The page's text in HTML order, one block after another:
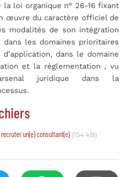
loi organique n° 26-16 fixant
œuvre du caractère officiel de
modalités de son intégration
dans les domaines prioritaires
dans le domaine
et la réglementation , vu
juridique dans la
un(e) consultant(e) (154 kB)